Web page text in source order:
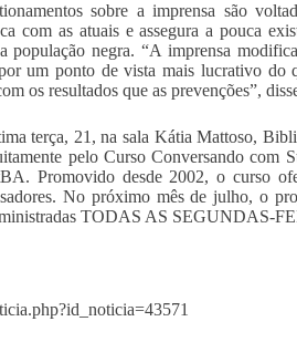
sobre a imprensa são
com as atuais e assegura a pouca
população negra. “A imprensa
um ponto de vista mais lucrativo do
os resultados que as prevenções”,
terça, 21, na sala Kátia Mattoso,
pelo Curso Conversando
Promovido desde 2002, o curso
No próximo mês de julho, o
ministradas TODAS AS SEGUNDAS-